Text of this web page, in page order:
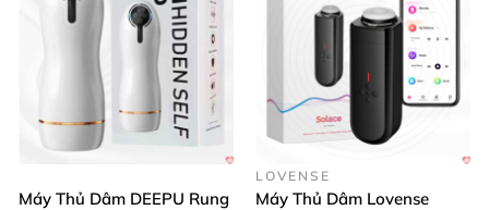
Máy Thủ Dâm DEEPU Rung
LOVENSE
Máy Thủ Dâm Lovense